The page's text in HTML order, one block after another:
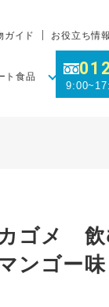
ガイド お役立ち情報
ト食品
ゴメ 飲
ンゴー